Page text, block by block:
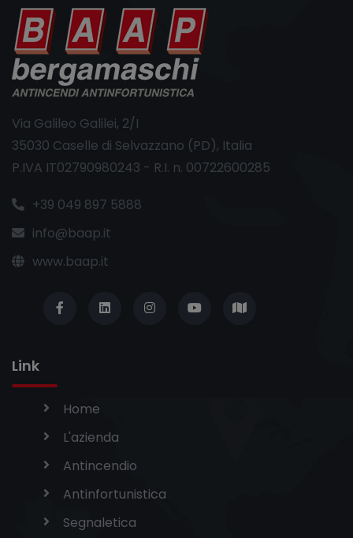
Via Galileo Galilei, 2/I
35030 Caselle di Selvazzano (PD), Italia
P.IVA IT02790980243 - R.I. n. 00722600285
+39 049 897 5888
info@baap.it
www.baap.it
Link
Home
L'azienda
Antincendio
Antinfortunistica
Segnaletica